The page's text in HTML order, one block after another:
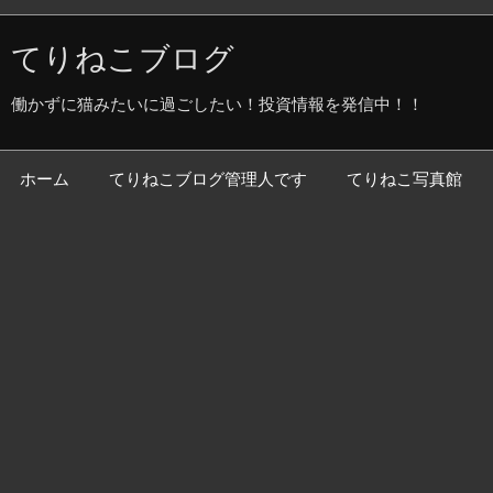
てりねこブログ
働かずに猫みたいに過ごしたい！投資情報を発信中！！
ホーム てりねこブログ管理人です てりねこ写真館